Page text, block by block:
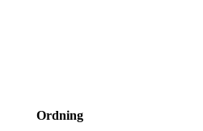
Ordning